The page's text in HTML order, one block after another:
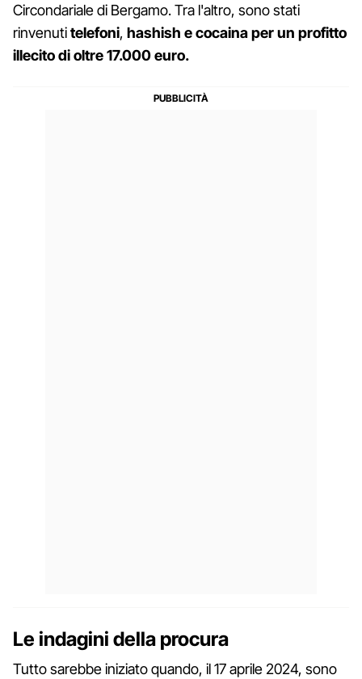
Circondariale di Bergamo. Tra l'altro, sono stati
rinvenutitelefoni, hashish e cocaina perun profitto
illecito dioltre 17.000 euro.
Le indagini della procura
Tutto sarebbe iniziato quando, il 17 aprile 2024, sono